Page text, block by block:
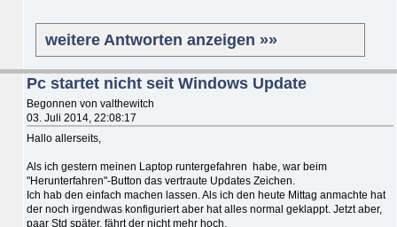
weitere Antworten anzeigen »»
Pc startet nicht seit Windows Update
Begonnen von valthewitch
03. Juli 2014, 22:08:17
Hallo allerseits,
Als ich gestern meinen Laptop runtergefahren habe, war beim
"Herunterfahren"-Button das vertraute Updates Zeichen.
Ich hab den einfach machen lassen. Als ich den heute Mittag anmachte hat
der noch irgendwas konfiguriert aber hat alles normal geklappt. Jetzt aber,
paar Std später, fährt der nicht mehr hoch.